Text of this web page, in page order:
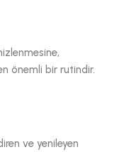
önemli bir rutindir.
ve yenileyen